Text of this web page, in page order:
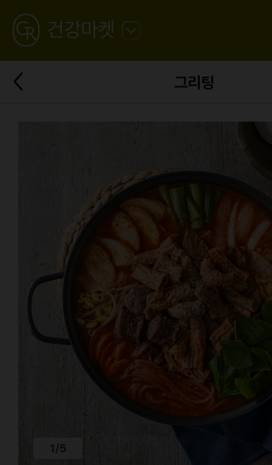
GREATING
건강마켓
로
그리팅
뒤
로
가
1/5